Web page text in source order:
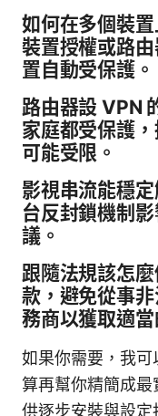
如何在多個裝
裝置授權或路
置自動受保護。
路由器設 VPN
家庭都受保護
可能受限。
影視串流能穩
台反封鎖機制
議。
跟隨法規該怎
款，避免從事
務商以獲取適當
如果你需要，我
算再幫你精簡成
供逐步安裝與設定